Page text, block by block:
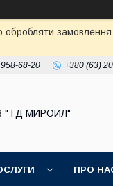
замовлення
68-20 +380 (63)
"ТД МИРОИЛ"
ПРО